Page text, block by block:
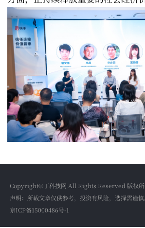
Copyright©丁科技网 All Rights Reserved 版权所
声明：所载文章仅供参考，投资有风险，选择需谨慎
京ICP备15000486号-1